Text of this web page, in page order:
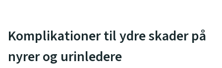
Komplikationer til ydre skader på
nyrer og urinledere